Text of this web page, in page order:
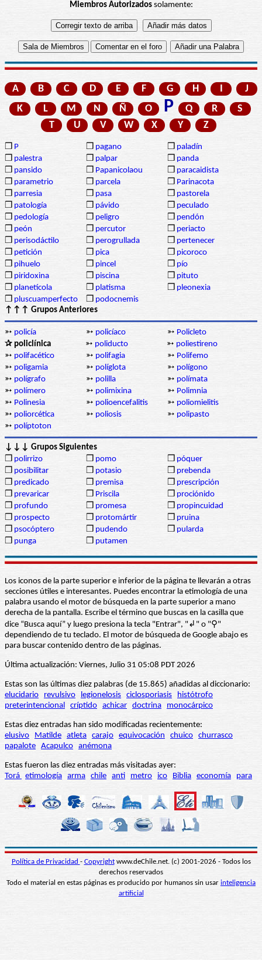
Miembros Autorizadossolamente:
A B C D E F G H I
J
K
L M N Ñ O P Q R
S
T
U V W X Y Z
❒ P ❒ pagano ❒ paladín
❒ palestra ❒ palpar ❒ panda
❒ pansido ❒ Papanicolaou ❒ paracaidista
❒ parametrio ❒ parcela ❒ Parinacota
❒ parresia ❒ pasa ❒ pastorela
❒ patología ❒ pávido ❒ peculado
❒ pedología ❒ peligro ❒ pendón
❒ peón ❒ percutor ❒ periacto
❒ perisodáctilo ❒ perogrullada ❒ pertenecer
❒ petición ❒ pica ❒ picoroco
❒ pihuelo ❒ pincel ❒ pío
❒ piridoxina ❒ piscina ❒ pituto
❒ planetícola ❒ platisma ❒ pleonexia
❒ pluscuamperfecto ❒ podocnemis
↑↑↑ Grupos Anteriores
➳ policía ➳ policíaco ➳ Policleto
✰ policlínica
➳ poliducto ➳ poliestireno
➳ polifacético ➳ polifagia ➳ Polifemo
➳ poligamia ➳ políglota ➳ polígono
➳ polígrafo ➳ polilla ➳ polímata
➳ polímero ➳ polimixina ➳ Polimnia
➳ Polinesia ➳ polioencefalitis ➳ poliomielitis
➳ poliorcética ➳ poliosis ➳ polipasto
➳ políptoton
↓↓↓ Grupos Siguientes
❒ polirrizo ❒ pomo ❒ póquer
❒ posibilitar ❒ potasio ❒ prebenda
❒ predicado ❒ premisa ❒ prescripción
❒ prevaricar ❒ Priscila ❒ prociónido
❒ profundo ❒ promesa ❒ propincuidad
❒ prospecto ❒ protomártir ❒ pruina
❒ psocóptero ❒ pudendo ❒ pularda
❒ punga ❒ putamen
Los iconos de la parte superior e inferior de la página te llevarán a otras
secciones útiles e interesantes. Puedes encontrar la etimología de una
palabra usando el motor de búsqueda en la parte superior a mano
derecha de la pantalla. Escribe el término que buscas en la casilla que
dice “Busca aquí” y luego presiona la tecla "Entrar", "↲" o "⚲"
dependiendo de tu teclado. El motor de búsqueda de Google abajo es
para buscar contenido dentro de las páginas.
Última actualización: Viernes, Julio 31 05:08 PDT 2026
Estas son las últimas diez palabras (de 15.865) añadidas al diccionario:
elucidario
revulsivo legionelosis ciclosporiasis
histótrofo
preterintencional críptido achicar doctrina monocárpico
Estas diez entradas han sido modificadas recientemente:
elusivo
Matilde atleta carajo equivocación chuico churrasco
papalote Acapulco anémona
Estas fueron las diez entradas más visitadas ayer:
Torá etimología arma chile anti metro ico Biblia economía para
Política de Privacidad - Copyrightwww.deChile.net. (c) 2001-2026 - Todos los
derechos reservados
Todo el material en estas páginas es producido por humanos sin usar inteligencia
artificial